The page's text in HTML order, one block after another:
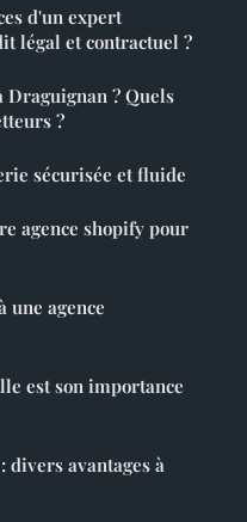
d'un expert
légal et contractuel ?
? Quels
?
sécurisée et fluide
agence shopify pour
une agence
est son importance
divers avantages à